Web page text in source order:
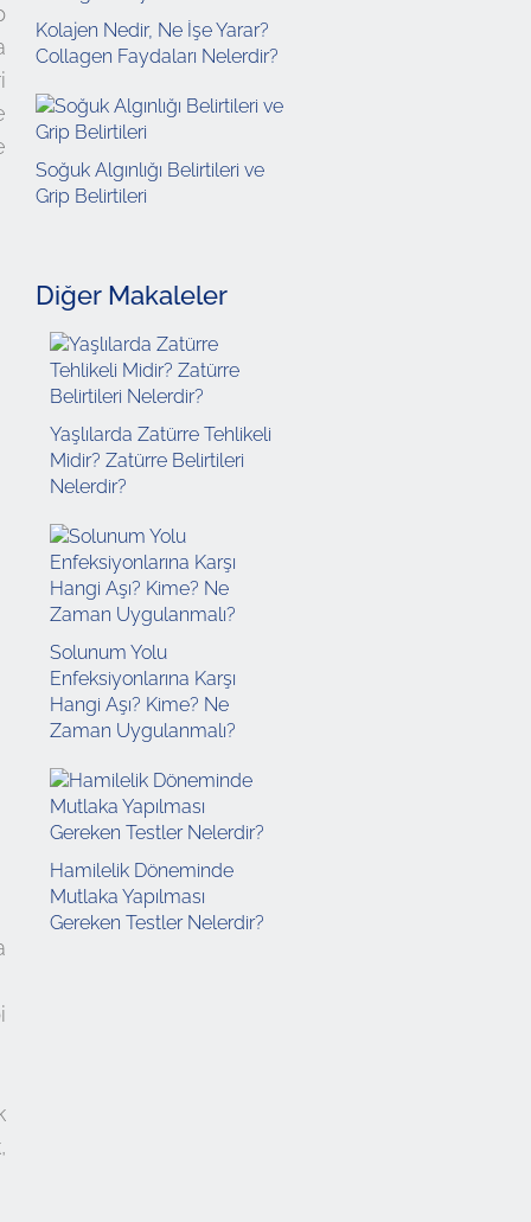
Kolajen Nedir, Ne İşe Yarar?
Collagen Faydaları Nelerdir?
Soğuk Algınlığı Belirtileri ve
Grip Belirtileri
Diğer Makaleler
Yaşlılarda Zatürre Tehlikeli
Midir? Zatürre Belirtileri
Nelerdir?
Solunum Yolu
Enfeksiyonlarına Karşı
Hangi Aşı? Kime? Ne
Zaman Uygulanmalı?
Hamilelik Döneminde
Mutlaka Yapılması
Gereken Testler Nelerdir?